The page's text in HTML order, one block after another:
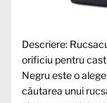
Descriere:
orificiu pentru
Negru este o
căutarea unui